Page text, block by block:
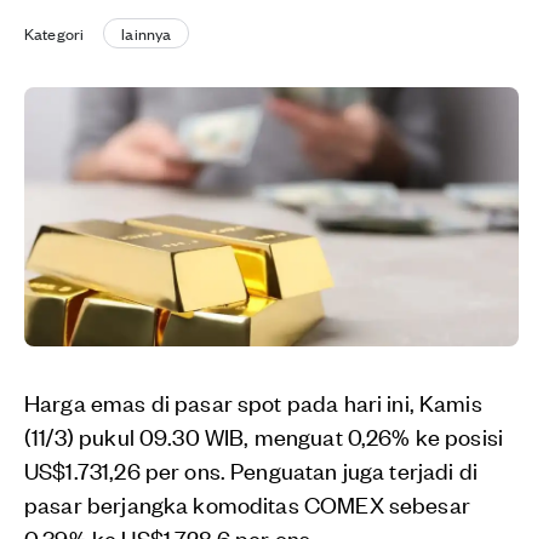
Kategori lainnya
Harga emas di pasar spot pada hari ini, Kamis
(11/3) pukul 09.30 WIB, menguat 0,26% ke posisi
US$1.731,26 per ons. Penguatan juga terjadi di
pasar berjangka komoditas COMEX sebesar